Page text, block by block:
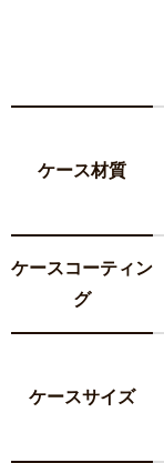
ケース材質
ケースコーティン
グ
ケースサイズ